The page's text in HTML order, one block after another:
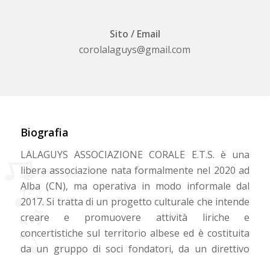
Sito / Email
corolalaguys@gmail.com
Biografia
LALAGUYS ASSOCIAZIONE CORALE E.T.S. è una
libera associazione nata formalmente nel 2020 ad
Alba (CN), ma operativa in modo informale dal
2017. Si tratta di un progetto culturale che intende
creare e promuovere attività liriche e
concertistiche sul territorio albese ed è costituita
da un gruppo di soci fondatori, da un direttivo